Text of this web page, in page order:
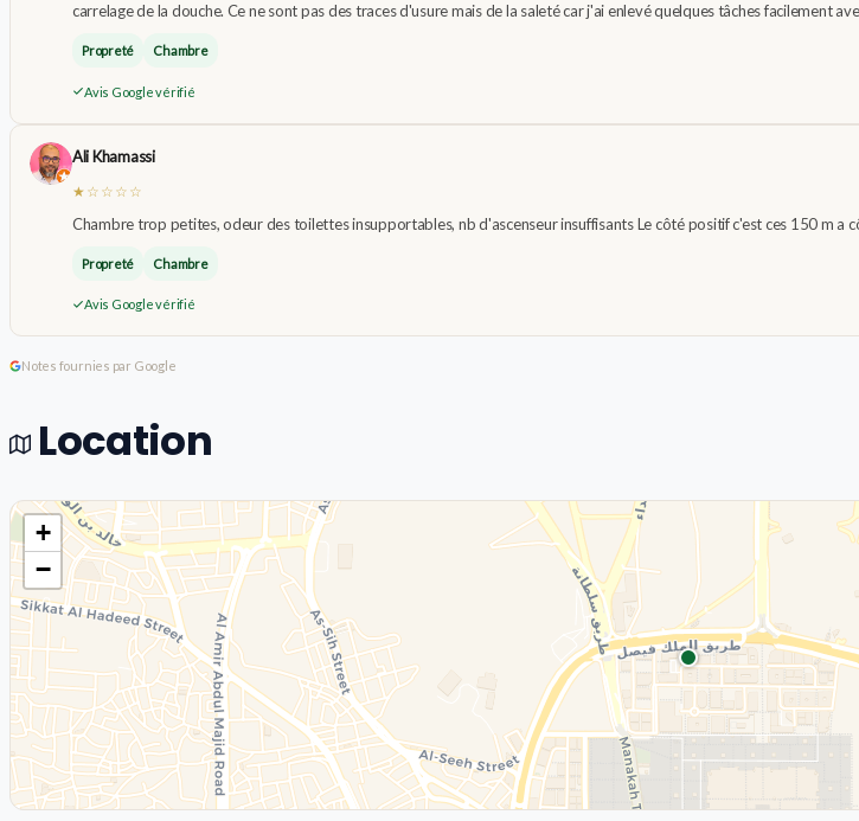
carrelage de la douche. Ce ne sont pas des traces d'usure mais de la saleté car j'ai enlevé quelques tâches facilement
Propreté Chambre
Avis Google vérifié
Ali Khamassi
★☆☆☆☆
Chambre trop petites, odeur des toilettes insupportables, nb d'ascenseur insuffisants Le côté positif c'est ces 150 m a
Propreté Chambre
Avis Google vérifié
Notes fournies par Google
Location
+
−